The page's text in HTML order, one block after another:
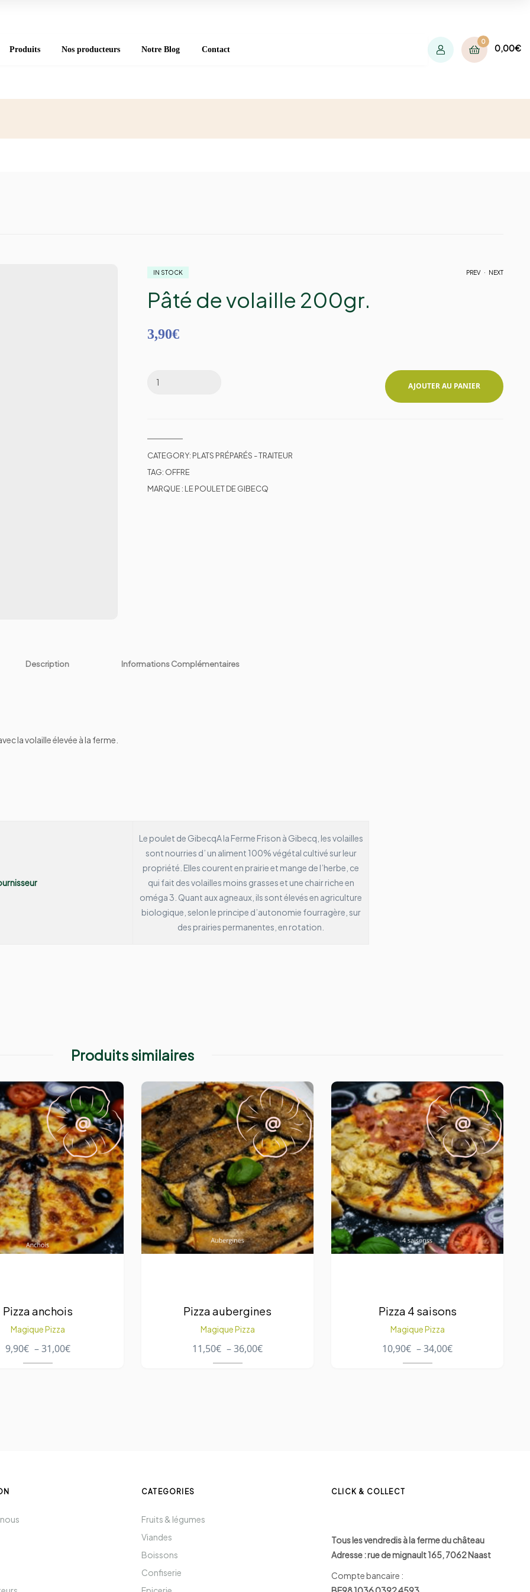
Produits Nos producteurs Notre Blog Contact
0
0,00€
PREV NEXT
IN STOCK
Pâté de volaille 200gr.
3,90€
AJOUTER AU PANIER
CATEGORY: PLATS PRÉPARÉS - TRAITEUR
TAG: OFFRE
MARQUE : LE POULET DE GIBECQ
Description Informations Complémentaires
la volaille élevée à la ferme.
Le poulet de GibecqA la Ferme Frison à Gibecq, les volailles
sont nourries d’ un aliment 100% végétal cultivé sur leur
propriété. Elles courent en prairie et mange de l’herbe, ce
qui fait des volailles moins grasses et une chair riche en
oméga 3. Quant aux agneaux, ils sont élevés en agriculture
biologique, selon le principe d’autonomie fourragère, sur
des prairies permanentes, en rotation.
Produits similaires
Pizza anchois
Magique Pizza
9,90€ –31,00€
Pizza aubergines
Magique Pizza
11,50€ –36,00€
Pizza 4 saisons
Magique Pizza
10,90€ –34,00€
CATEGORIES
Fruits & légumes
Viandes
Boissons
Confiserie
CLICK & COLLECT
Tous les vendredis à la ferme du château
Adresse : rue de mignault 165, 7062 Naast
Compte bancaire :